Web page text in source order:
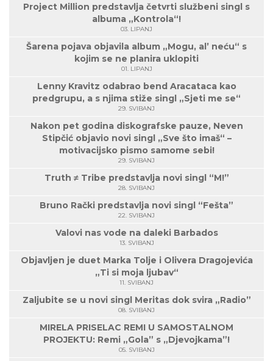
Project Million predstavlja četvrti službeni singl s
albuma „Kontrola“!
03. LIPANJ
Šarena pojava objavila album „Mogu, al’ neću“ s
kojim se ne planira uklopiti
01. LIPANJ
Lenny Kravitz odabrao bend Aracataca kao
predgrupu, a s njima stiže singl „Sjeti me se“
29. SVIBANJ
Nakon pet godina diskografske pauze, Neven
Stipčić objavio novi singl „Sve što imaš“ –
motivacijsko pismo samome sebi!
29. SVIBANJ
Truth ≠ Tribe predstavlja novi singl “M!”
28. SVIBANJ
Bruno Rački predstavlja novi singl “Fešta”
22. SVIBANJ
Valovi nas vode na daleki Barbados
13. SVIBANJ
Objavljen je duet Marka Tolje i Olivera Dragojevića
„Ti si moja ljubav“
11. SVIBANJ
Zaljubite se u novi singl Meritas dok svira „Radio”
08. SVIBANJ
MIRELA PRISELAC REMI U SAMOSTALNOM
PROJEKTU: Remi „Gola” s „Djevojkama”!
05. SVIBANJ